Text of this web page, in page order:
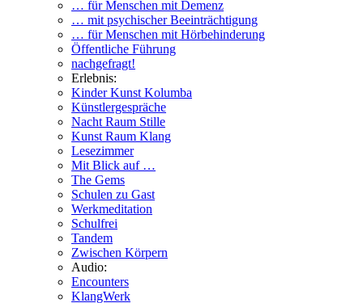
… für Menschen mit Demenz
… mit psychischer Beeinträchtigung
… für Menschen mit Hörbehinderung
Öffentliche Führung
nachgefragt!
Erlebnis:
Kinder Kunst Kolumba
Künstlergespräche
Nacht Raum Stille
Kunst Raum Klang
Lesezimmer
Mit Blick auf …
The Gems
Schulen zu Gast
Werkmeditation
Schulfrei
Tandem
Zwischen Körpern
Audio:
Encounters
KlangWerk